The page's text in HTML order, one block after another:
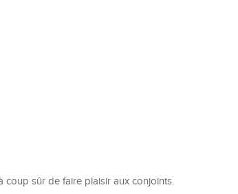
coup sûr de faire plaisir aux conjoints.